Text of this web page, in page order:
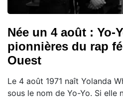
Née un 4 août : Yo-
pionnières du rap
Ouest
Le 4 août 1971 naît Yolanda
sous le nom de Yo-Yo. Si elle